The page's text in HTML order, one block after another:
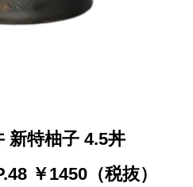
新特柚子 4.5丼
￥1450（税抜）